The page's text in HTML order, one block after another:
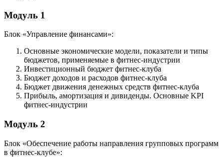
Модуль 1
Блок «Управление финансами»:
Основные экономические модели, показатели и типы
бюджетов, применяемые в фитнес-индустрии
Инвестиционный бюджет фитнес-клуба
Бюджет доходов и расходов фитнес-клуба
Бюджет движения денежных средств фитнес-клуба
Прибыль, амортизация и дивиденды. Основные KPI
фитнес-индустрии
Модуль 2
Блок «Обеспечение работы направления групповых программ
в фитнес-клубе»: